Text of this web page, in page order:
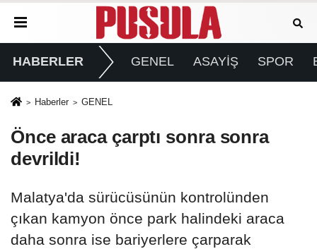
HABERLER GENEL ASAYİŞ SPOR
Haberler GENEL
Önce araca çarptı sonra sonra
devrildi!
Malatya'da sürücüsünün kontrolünden
çıkan kamyon önce park halindeki araca
daha sonra ise bariyerlere çarparak